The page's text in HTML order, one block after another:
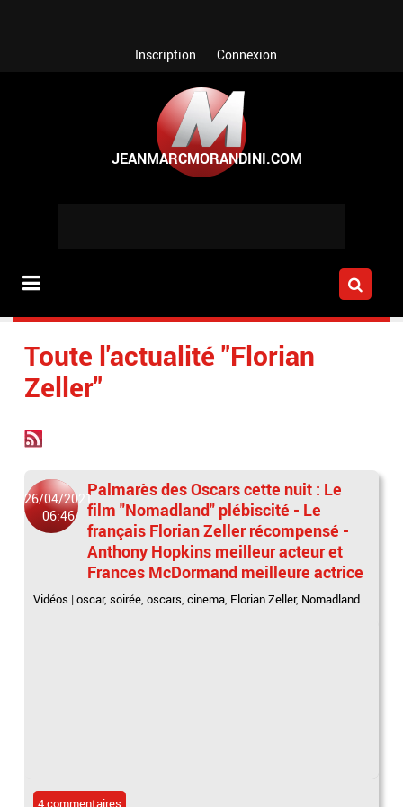
Inscription Connexion
Toute l'actualité "Florian
Zeller"
26/04/2021
06:46
Palmarès des Oscars cette nuit : Le
film "Nomadland" plébiscité - Le
français Florian Zeller récompensé -
Anthony Hopkins meilleur acteur et
Frances McDormand meilleure actrice
Vidéos |oscar,soirée,oscars,cinema, Florian Zeller, Nomadland
4 commentaires